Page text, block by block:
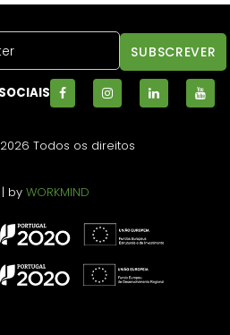
2026 Todos os direitos
| byWORKMIND